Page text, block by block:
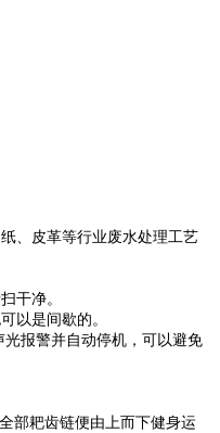
、皮革等行业废水处理工艺
干净。
以是间歇的。
报警并自动停机，可以避免
部耙齿链便由上而下健身运